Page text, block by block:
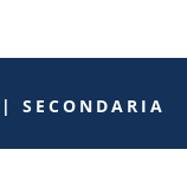
SECONDARIA